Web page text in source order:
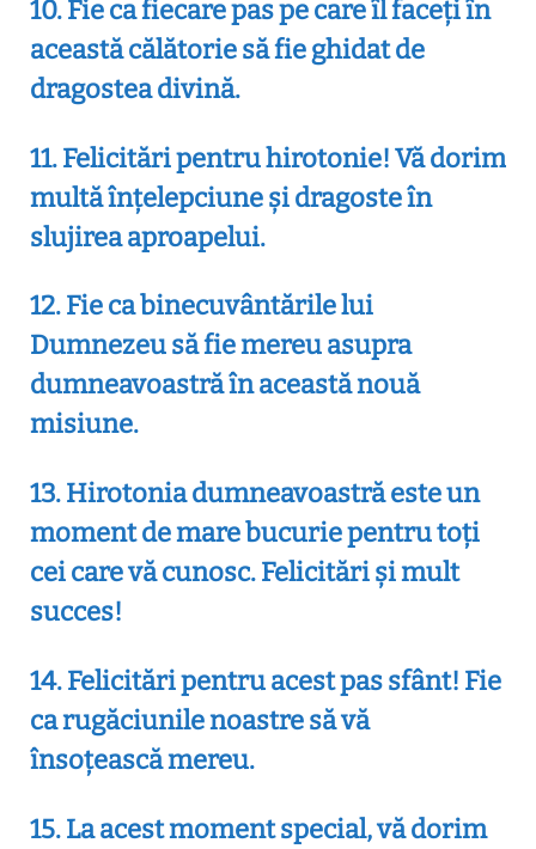
10. Fie ca fiecare pas pe care îl faceți în
această călătorie să fie ghidat de
dragostea divină.
11. Felicitări pentru hirotonie! Vă dorim
multă înțelepciune și dragoste în
slujirea aproapelui.
12. Fie ca binecuvântările lui
Dumnezeu să fie mereu asupra
dumneavoastră în această nouă
misiune.
13. Hirotonia dumneavoastră este un
moment de mare bucurie pentru toți
cei care vă cunosc. Felicitări și mult
succes!
14. Felicitări pentru acest pas sfânt! Fie
ca rugăciunile noastre să vă
însoțească mereu.
15. La acest moment special, vă dorim